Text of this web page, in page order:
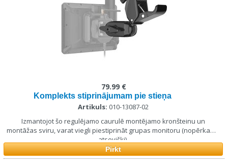
Komplekts stiprinājumam pie stieņa
Artikuls: 010-13087-02
Izmantojot šo regulējamo caurulē montējamo kronšteinu un
montāžas sviru, varat viegli piestiprināt grupas monitoru (nopērkams
atsevišķi).
79.99 €
Pirkt